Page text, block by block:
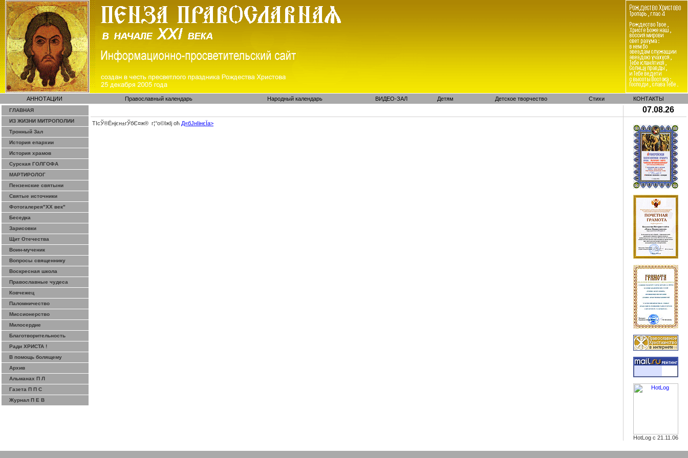
АННОТАЦИИ Православный календарь Народный календарь ВИДЕО-ЗАЛ Детям Детское творчество Стихи КОНТАКТЫ
ГЛАВНАЯ
ИЗ ЖИЗНИ МИТРОПОЛИИ
Тронный Зал
История епархии
История храмов
Сурская ГОЛГОФА
МАРТИРОЛОГ
Пензенские святыни
Святые источники
Фотогалерея"ХХ век"
Беседка
Зарисовки
Щит Отечества
Воин-мученик
Вопросы священнику
Воскресная школа
Православные чудеса
Ковчежец
Паломничество
Миссионерство
Милосердие
Благотворительность
Ради ХРИСТА !
В помощь болящему
Архив
Альманах П Л
Газета П П С
Журнал П Е В
07.08.26
ТІсЎ®Ёнјєн±­гЎ­бЄ¤ж® г¦°о©ІжІј оћ Д«бЈ­нІінєЇa>
HotLog с 21.11.06